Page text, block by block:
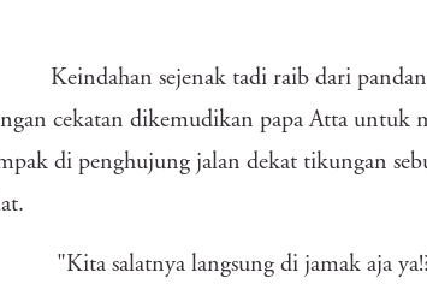
Keindahan sejenak tadi raib dari
cekatan dikemudikan papa Atta untuk
di penghujung jalan dekat tikungan
"Kita salatnya langsung di jamak aja